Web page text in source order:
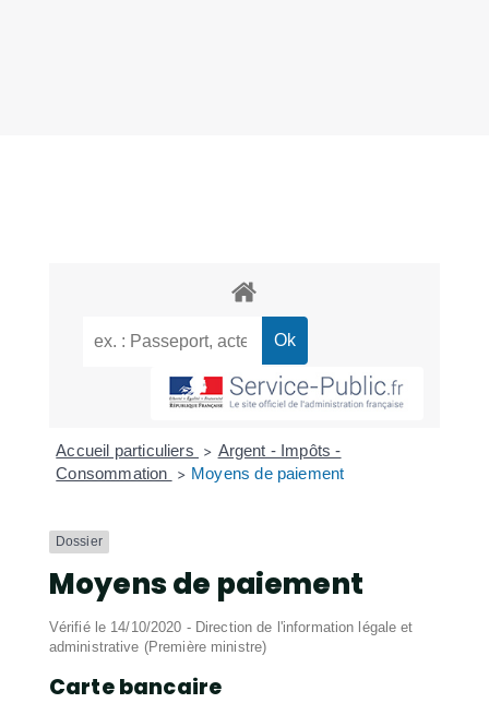
Accueil particuliers > Argent - Impôts -
Consommation
> Moyens de paiement
Dossier
Moyens de paiement
Vérifié le 14/10/2020 - Direction de l'information légale et
administrative (Première ministre)
Carte bancaire